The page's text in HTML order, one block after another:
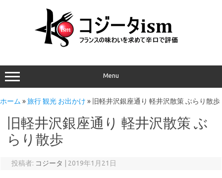
Menu
ホーム »旅行 観光 お出かけ » 旧軽井沢銀座通り 軽井沢散策 ぶらり散歩
旧軽井沢銀座通り 軽井沢散策 ぶ
らり散歩
投稿者: コジータ 2019年1月21日